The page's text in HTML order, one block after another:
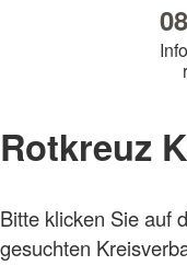
Rotkreuz
Bitte klicken Sie auf
gesuchten